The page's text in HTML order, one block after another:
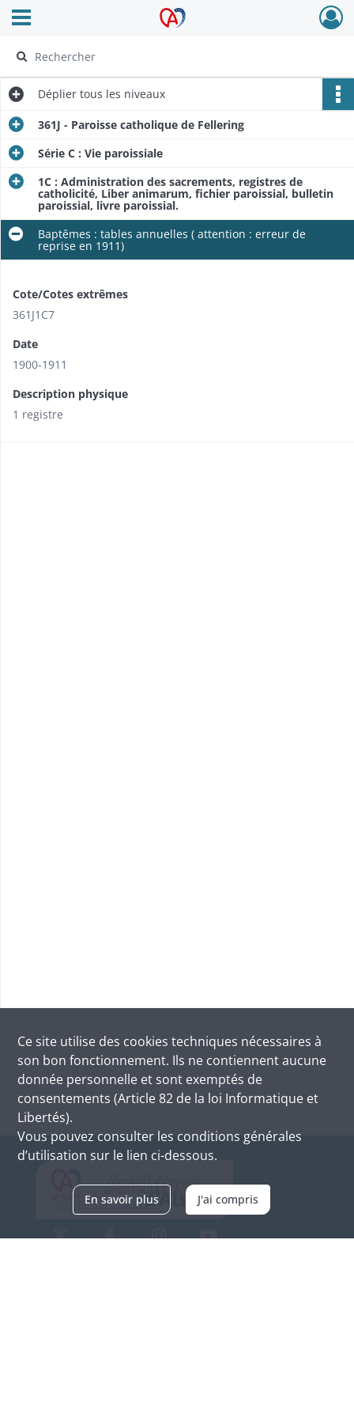
Archives Alsace - Colmar
Ouvrir le menu déroulant
Déplier tous les niveaux
361J - Paroisse catholique de Fellering
Série C : Vie paroissiale
1C : Administration des sacrements, registres de
catholicité, Liber animarum, fichier paroissial, bulletin
paroissial, livre paroissial.
Baptêmes : tables annuelles ( attention : erreur de
reprise en 1911)
Cote/Cotes extrêmes
361J1C7
Date
1900-1911
Description physique
1 registre
Ce site utilise des cookies techniques nécessaires à
son bon fonctionnement. Ils ne contiennent aucune
donnée personnelle et sont exemptés de
consentements (Article 82 de la loi Informatique et
Libertés).
Vous pouvez consulter les conditions générales
d’utilisation sur le lien ci-dessous.
En savoir plus J'ai compris